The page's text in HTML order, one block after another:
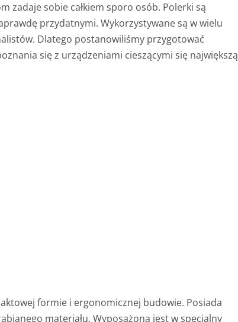
zadaje sobie całkiem sporo osób. Polerki są
przydatnymi. Wykorzystywane są w wielu
Dlatego postanowiliśmy przygotować
się z urządzeniami cieszącymi się największą
formie i ergonomicznej budowie. Posiada
materiału. Wyposażona jest w specjalny